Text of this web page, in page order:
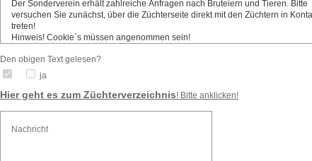
Den obigen Text gelesen?
ja
Hier geht es zum Züchterverzeichnis! Bitte anklicken!